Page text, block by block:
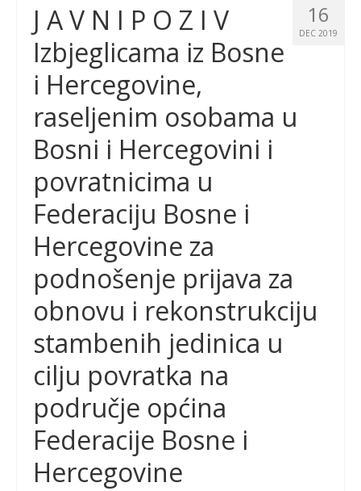
16
DEC 2019
J A V N I P O Z I V
Izbjeglicama iz Bosne
i Hercegovine,
raseljenim osobama u
Bosni i Hercegovini i
povratnicima u
Federaciju Bosne i
Hercegovine za
podnošenje prijava za
obnovu i rekonstrukciju
stambenih jedinica u
cilju povratka na
područje općina
Federacije Bosne i
Hercegovine